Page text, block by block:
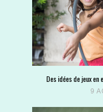
Des idées de jeux
9